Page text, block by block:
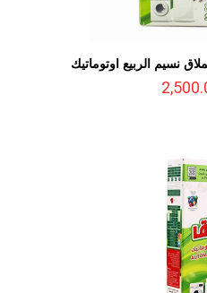
الربيع اوتوماتيك